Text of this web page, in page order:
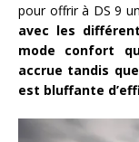
pour offrir à DS 9
avec les
mode confort
accrue tandis
est bluffante